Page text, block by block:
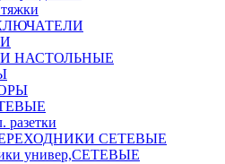
НАСТОЛЬНЫЕ
разетки
СЕТЕВЫЕ
универ,СЕТЕВЫЕ